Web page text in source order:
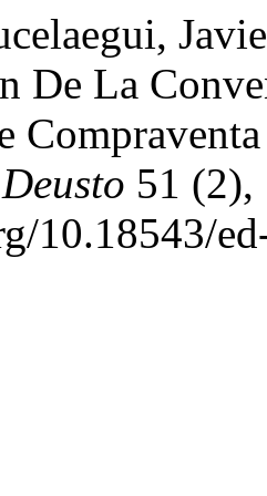
De La
51 (2),
10.18543/